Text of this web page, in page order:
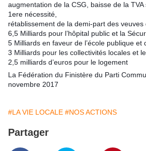
augmentation de la CSG, baisse de la
1ere nécessité,
rétablissement de la demi-part des veuves
6,5 Milliards pour l’hôpital public et la
5 Milliards en faveur de l’école publique et
3 Milliards pour les collectivités locales et
2,5 milliards d’euros pour le logement
La Fédération du Finistère du Parti
novembre 2017
#LA VIE LOCALE #NOS ACTIONS
Partager